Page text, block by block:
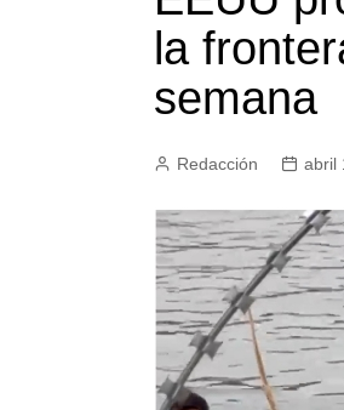
la
semana
Redacción abril